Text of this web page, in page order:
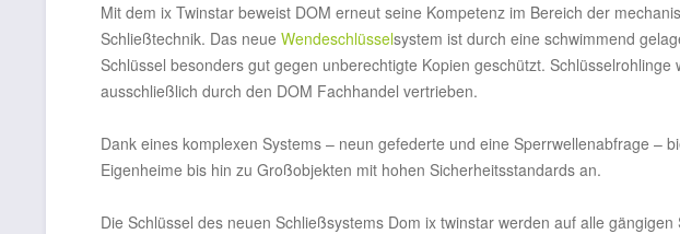
Mit dem ix Twinstar beweist DOM erneut seine Kompetenz im Bereich der
Schließtechnik. Das neue Wendeschlüsselsystem ist durch eine schwimmend
Schlüssel besonders gut gegen unberechtigte Kopien geschützt. Schlüsselrohlinge
ausschließlich durch den DOM Fachhandel vertrieben.
Dank eines komplexen Systems – neun gefederte und eine Sperrwellenabfrage –
Eigenheime bis hin zu Großobjekten mit hohen Sicherheitsstandards an.
Die Schlüssel des neuen Schließsystems Dom ix twinstar werden auf alle